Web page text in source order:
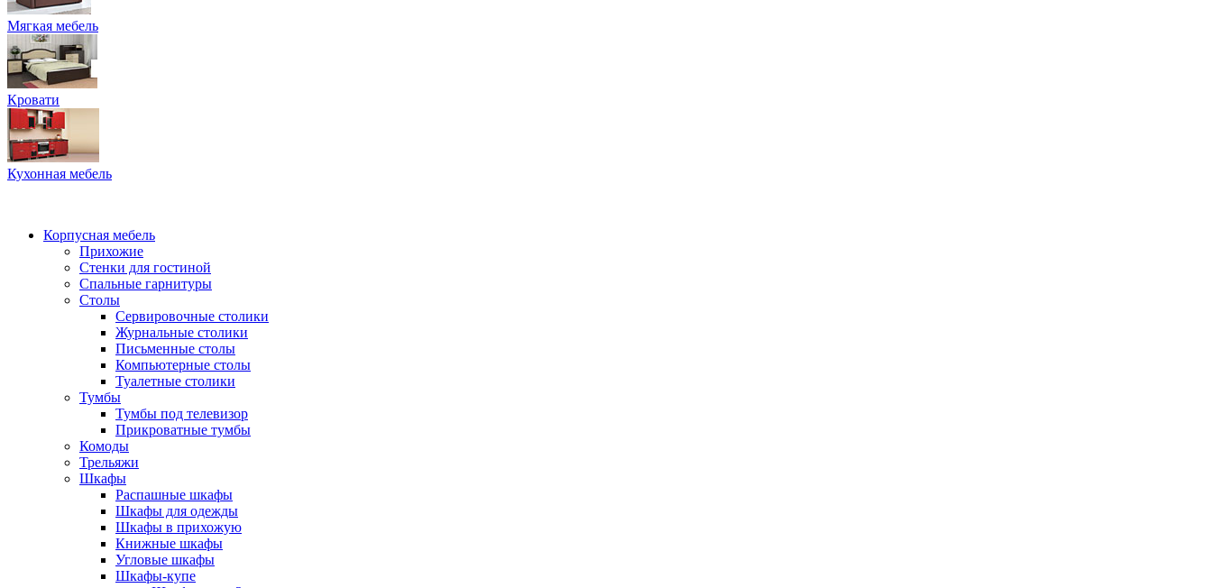
Мягкая мебель
Кровати
Кухонная мебель
Корпусная мебель
Прихожие
Стенки для гостиной
Спальные гарнитуры
Столы
Сервировочные столики
Журнальные столики
Письменные столы
Компьютерные столы
Туалетные столики
Тумбы
Тумбы под телевизор
Прикроватные тумбы
Комоды
Трельяжи
Шкафы
Распашные шкафы
Шкафы для одежды
Шкафы в прихожую
Книжные шкафы
Угловые шкафы
Шкафы-купе